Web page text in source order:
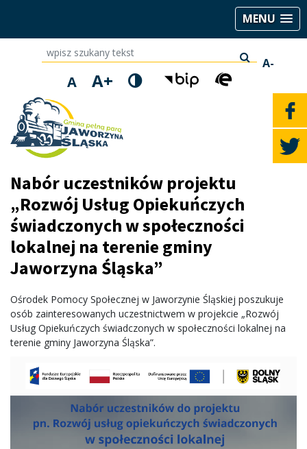
MENU
wpisz szukany tekst
A-
A A+
Nabór uczestników projektu
„Rozwój Usług Opiekuńczych
świadczonych w społeczności
lokalnej na terenie gminy
Jaworzyna Śląska”
Ośrodek Pomocy Społecznej w Jaworzynie Śląskiej poszukuje
osób zainteresowanych uczestnictwem w projekcie „Rozwój
Usług Opiekuńczych świadczonych w społeczności lokalnej na
terenie gminy Jaworzyna Śląska”.